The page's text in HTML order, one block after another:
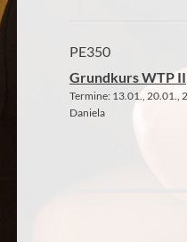
PE350
Grundkurs WTP II
Termine: 13.01., 20.01.,
Daniela